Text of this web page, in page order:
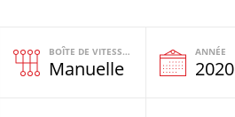
BOÎTE DE VITESSES
Manuelle
ANNÉE
2020